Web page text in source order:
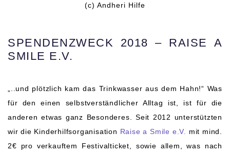
(c) Andheri Hilfe
SPENDENZWECK 2018 – RAISE A
SMILE E.V.
„..und plötzlich kam das Trinkwasser aus dem Hahn!“ Was
für den einen selbstverständlicher Alltag ist, ist für die
anderen etwas ganz Besonderes. Seit 2012 unterstützten
wir die Kinderhilfsorganisation Raise a Smile e.V.
mit mind.
2€ pro verkauftem Festivalticket, sowie allem, was nach